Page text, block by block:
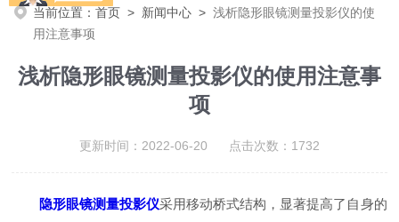
当前位置：首页 > 新闻中心 >浅析隐形眼镜测量投影仪的使
用注意事项
浅析隐形眼镜测量投影仪的使用注意事
项
更新时间：2022-06-20 点击次数：1732
隐形眼镜测量投影仪采用移动桥式结构，显著提高了自身的